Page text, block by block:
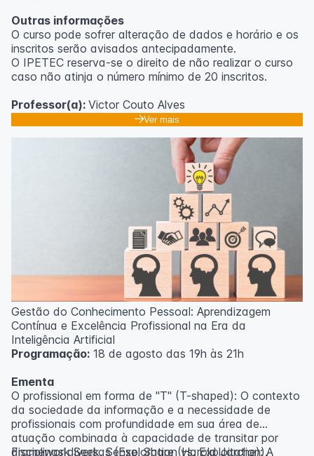
Outras informações
O curso pode sofrer alteração de dados e horário e os
inscritos serão avisados ​​antecipadamente.
O IPETEC reserva-se o direito de não realizar o curso
caso não atinja o número mínimo de 20 inscritos.
Professor(a): Victor Couto Alves
Ver mais
Gestão do Conhecimento Pessoal: Aprendizagem
Contínua e Excelência Profissional na Era da
Inteligência Artificial
Programação: 18 de agosto das 19h às 21h
Ementa
O profissional em forma de "T" (T-shaped): O contexto
da sociedade da informação e a necessidade de
profissionais com profundidade em sua área de
atuação combinada à capacidade de transitar por
disciplinas diversas (Exploration vs. Exploitation).
Framework Seek, Sense, Share (Harold Jarche): A